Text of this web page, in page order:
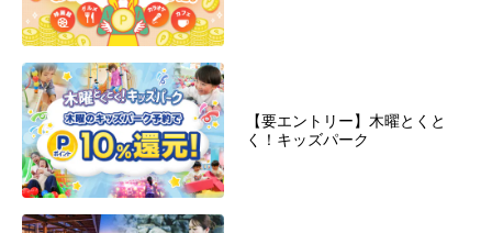
【要エントリー】木曜とくと
く！キッズパーク